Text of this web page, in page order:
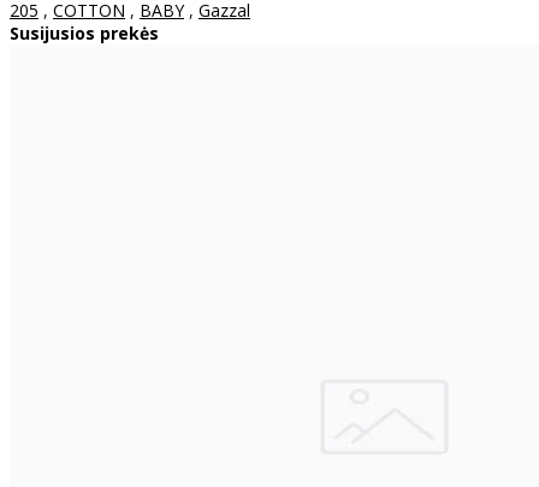
205 , COTTON , BABY, Gazzal
Susijusios prekės